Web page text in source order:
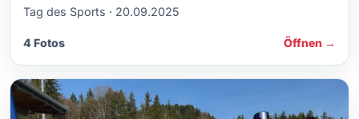
Tag des Sports · 20.09.2025
4 Fotos Öffnen →